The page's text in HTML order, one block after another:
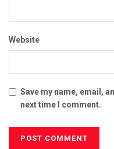
Website
Save my name, email,
next time I comment.